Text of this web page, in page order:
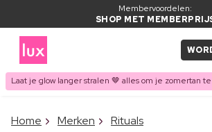
Membervoordelen:
SHOP MET
Laat je glow langer stralen 🤎 alles om je zomertan
ITEM TOEGEVOEGD AAN
Home Merken Rituals